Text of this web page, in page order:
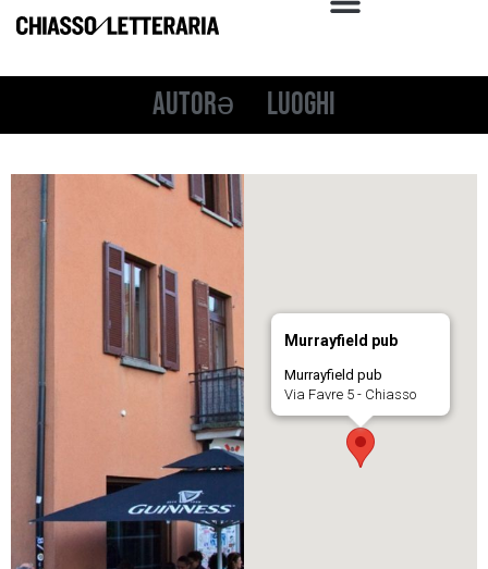
Autorə Luoghi
Murrayfield pub
Murrayfield pub
Via Favre 5 - Chiasso